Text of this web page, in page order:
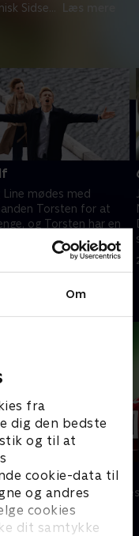
Om
fra
dig den bedste
og til at
cookie-data til
og andres
cookies
dit samtykke
Sidse
Læs mere
Line mødes med
Torsten for at
og Torsten har en
En date med Line.
langt er Joe ikke villig til
2023 • 38 min
Sunday
Komedie • 6